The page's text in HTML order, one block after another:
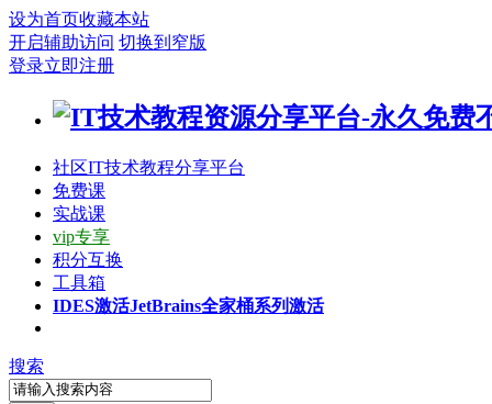
设为首页收藏本站
开启辅助访问 切换到窄版
登录立即注册
社区IT技术教程分享平台
免费课
实战课
vip专享
积分互换
工具箱
IDES激活JetBrains全家桶系列激活
搜索